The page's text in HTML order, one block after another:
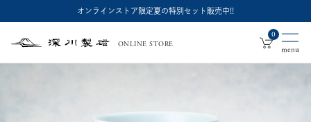
オンラインストア限定夏の特別セット販売中!!
深
製
ONLINE STORE
0